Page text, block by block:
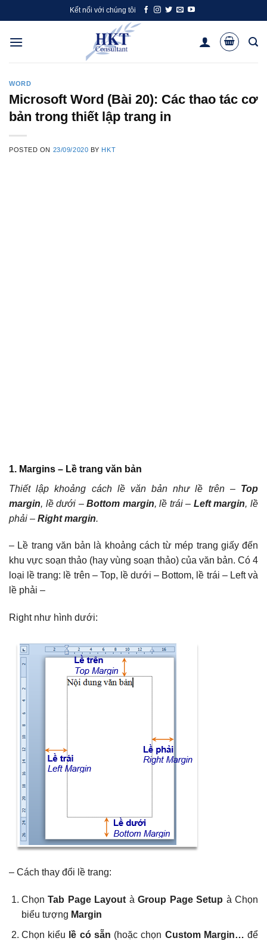
to
content
Kết nối với chúng tôi
WORD
Microsoft Word (Bài 20): Các thao tác cơ
bản trong thiết lập trang in
POSTED ON 23/09/2020 BY HKT
1. Margins – Lề trang văn bản
Thiết lập khoảng cách lề văn bản như lề trên – Top
margin, lề dưới –Bottom margin, lề trái – Left margin, lề
phải – Right margin.
– Lề trang văn bản là khoảng cách từ mép trang giấy đến
khu vực soạn thảo (hay vùng soạn thảo) của văn bản. Có 4
loại lề trang: lề trên – Top, lề dưới – Bottom, lề trái – Left và
lề phải –
Right như hình dưới:
– Cách thay đổi lề trang:
ChọnTab Page Layout àGroup Page Setup à Chọn
biểu tượng Margin
Chọn kiểu lề có sẵn (hoặc chọn Custom Margin…để